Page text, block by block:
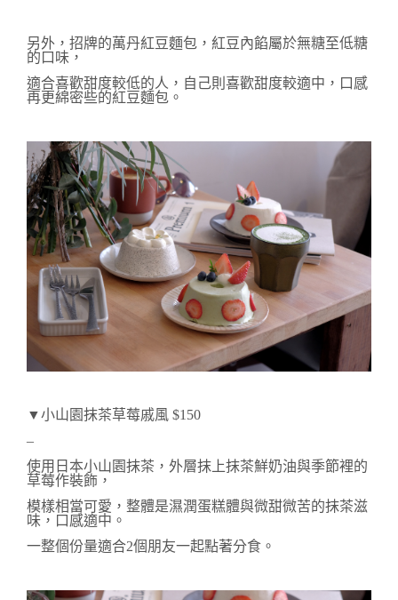
另外， 招牌的萬丹紅豆麵包，紅豆內餡屬於無糖至低糖
的口味，
適合喜歡甜度較低的人，自己則喜歡甜度較適中，口感
再更綿密些的紅豆麵包。
▼小山園抹茶草莓戚風 $150
–
使用日本小山園抹茶，外層抹上抹茶鮮奶油與季節裡的
草莓作裝飾，
模樣相當可愛，整體是濕潤蛋糕體與微甜微苦的抹茶滋
味，口感適中。
一整個份量適合2個朋友一起點著分食。